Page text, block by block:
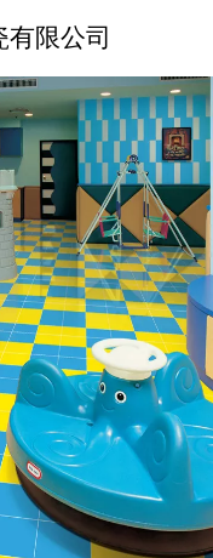
限公司